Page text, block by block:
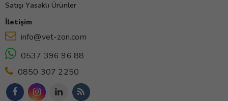
Satışı Yasaklı Ürünler
İletişim
info@vet-zon.com
0537 396 96 88
0850 307 2250